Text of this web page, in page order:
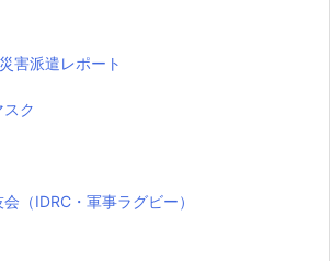
害派遣レポート
ク
（IDRC・軍事ラグビー）